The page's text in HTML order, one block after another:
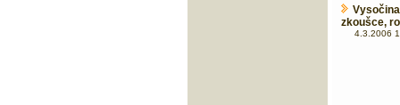
zkoušce,
4.3.2006